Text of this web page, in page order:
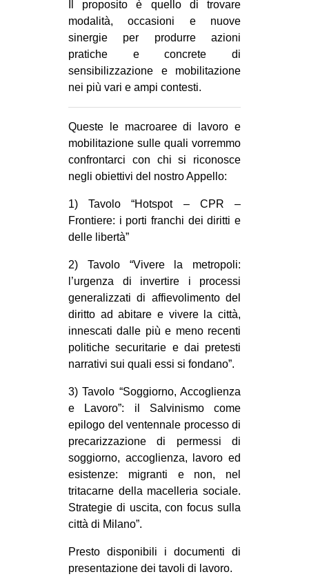
Il proposito è quello di trovare
modalità, occasioni e nuove
sinergie per produrre azioni
pratiche e concrete di
sensibilizzazione e mobilitazione
nei più vari e ampi contesti.
Queste le macroaree di lavoro e
mobilitazione sulle quali vorremmo
confrontarci con chi si riconosce
negli obiettivi del nostro Appello:
1) Tavolo “Hotspot – CPR –
Frontiere: i porti franchi dei diritti e
delle libertà”
2) Tavolo “Vivere la metropoli:
l’urgenza di invertire i processi
generalizzati di affievolimento del
diritto ad abitare e vivere la città,
innescati dalle più e meno recenti
politiche securitarie e dai pretesti
narrativi sui quali essi si fondano”.
3) Tavolo “Soggiorno, Accoglienza
e Lavoro”: il Salvinismo come
epilogo del ventennale processo di
precarizzazione di permessi di
soggiorno, accoglienza, lavoro ed
esistenze: migranti e non, nel
tritacarne della macelleria sociale.
Strategie di uscita, con focus sulla
città di Milano”.
Presto disponibili i documenti di
presentazione dei tavoli di lavoro.